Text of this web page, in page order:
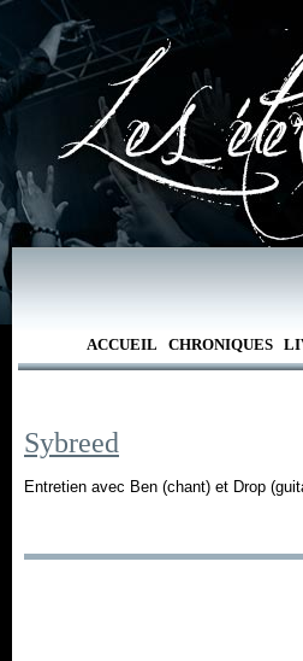
ACCUEIL CHRONIQUES
Sybreed
Entretien avec Ben (chant) et Drop